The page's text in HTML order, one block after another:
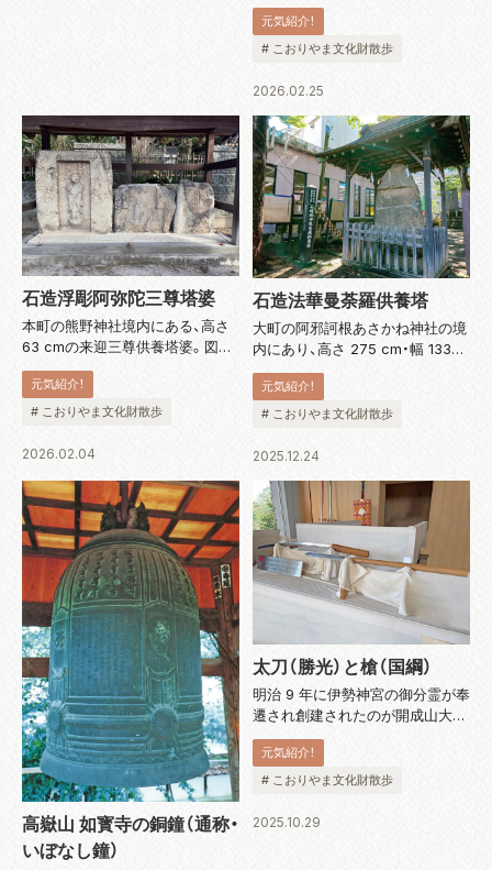
如来・観世音菩薩・勢至菩薩の三尊
像が半肉彫されています。制作年
を記した彫りはないものの、鎌倉
が良く、お顔や衣紋ひだも見てと
元気紹介！
# こおりやま文化財散歩
2026.02.25
石造浮彫阿弥陀三尊塔婆
本町の熊野神社境内にある、高さ
63 cmの来迎三尊供養塔婆。図柄
は恵心僧都式で、脇侍二尊が膝を
かがめた姿で雲に乗る、いわゆる
飛雲来迎図。制作年を記した彫り
われます。 〈郡山市指定重要有形
元気紹介！
# こおりやま文化財散歩
2026.02.04
石造法華曼荼羅供養塔
大町の阿邪訶根あさかね神社の境
内にあり、高さ 275 cm・幅 133
cm・厚さ 31 cmの碑。治暦 3 年（
1067 年）に、後冷泉院の命を奉じ
た平導師海玩が当地で国家鎮護の
た碑が今...
元気紹介！
# こおりやま文化財散歩
2025.12.24
高嶽山 如寳寺の銅鐘（通称・
いぼなし鐘）
太刀（勝光）と槍（国綱）
明治 9 年に伊勢神宮の御分霊が奉
遷され創建されたのが開成山大神
宮。この時伊勢神宮から御神宝と
して撤下されたものが、室町時代
に制作された刀匠勝光作の太刀
る槍。境内の宝物殿に収蔵されて
元気紹介！
# こおりやま文化財散歩
2025.10.29